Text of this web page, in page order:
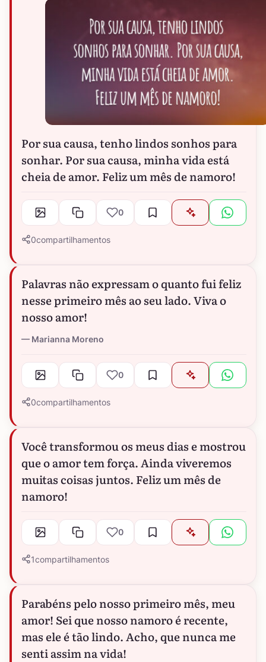
Por sua causa, tenho lindos sonhos para
sonhar. Por sua causa, minha vida está
cheia de amor. Feliz um mês de namoro!
0
0compartilhamentos
Palavras não expressam o quanto fui feliz
nesse primeiro mês ao seu lado. Viva o
nosso amor!
Marianna Moreno
0
0compartilhamentos
Você transformou os meus dias e mostrou
que o amor tem força. Ainda viveremos
muitas coisas juntos. Feliz um mês de
namoro!
0
1compartilhamentos
Parabéns pelo nosso primeiro mês, meu
amor! Sei que nosso namoro é recente,
mas ele é tão lindo. Acho, que nunca me
senti assim na vida!